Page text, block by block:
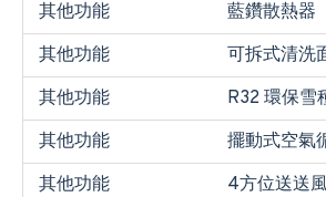
其他功能
藍鑽散熱器
其他功能
可拆式清洗
其他功能
R32 環保雪
其他功能
擺動式空氣
其他功能
4方位送送